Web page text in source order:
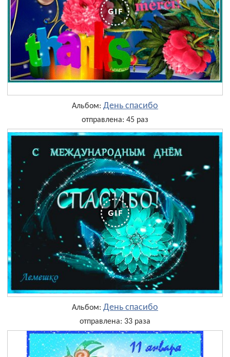
Альбом: День cпасибо
отправлена: 45 раз
Альбом: День cпасибо
отправлена: 33 раза